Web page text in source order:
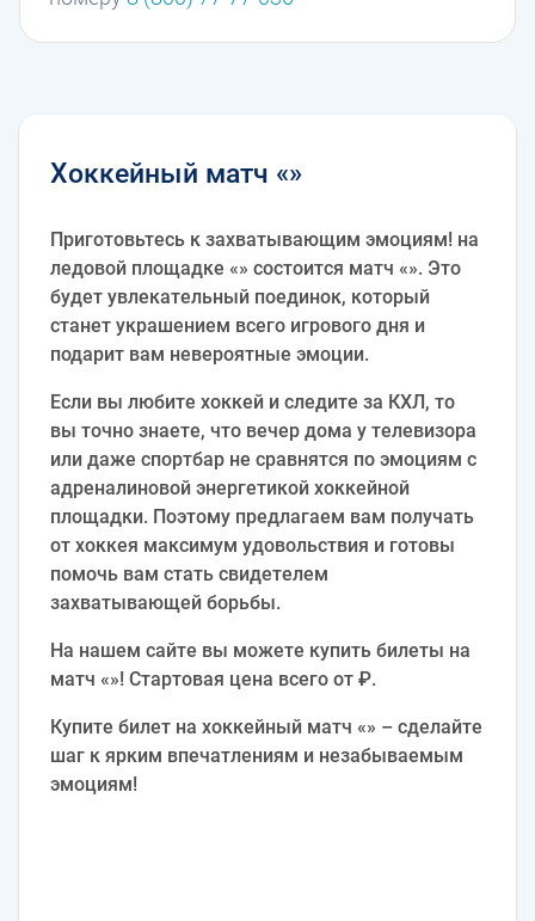
Хоккейный матч «»
Приготовьтесь к захватывающим эмоциям! на
ледовой площадке «» состоится матч «». Это
будет увлекательный поединок, который
станет украшением всего игрового дня и
подарит вам невероятные эмоции.
Если вы любите хоккей и следите за КХЛ, то
вы точно знаете, что вечер дома у телевизора
или даже спортбар не сравнятся по эмоциям с
адреналиновой энергетикой хоккейной
площадки. Поэтому предлагаем вам получать
от хоккея максимум удовольствия и готовы
помочь вам стать свидетелем
захватывающей борьбы.
На нашем сайте вы можете купить билеты на
матч «»! Стартовая цена всего от ₽.
Купите билет на хоккейный матч «» – сделайте
шаг к ярким впечатлениям и незабываемым
эмоциям!